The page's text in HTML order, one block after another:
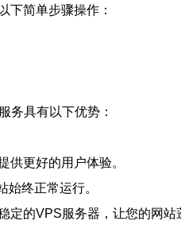
下简单步骤操作：
务具有以下优势：
供更好的用户体验。
终正常运行。
的VPS服务器，让您的网